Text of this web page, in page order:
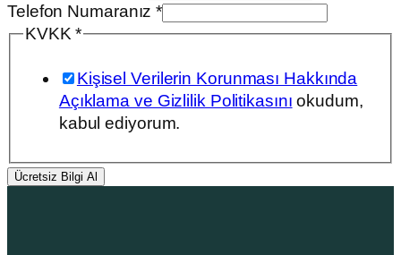
Telefon Numaranız*
KVKK*
Kişisel Verilerin Korunması Hakkında
Açıklama ve Gizlilik Politikasını okudum,
kabul ediyorum.
Ücretsiz Bilgi Al